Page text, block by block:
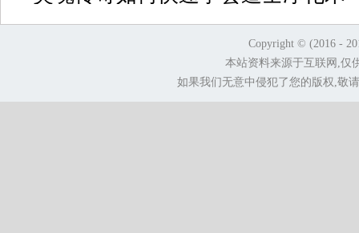
Copyright © (2016 -
本站资料来源于互联网,仅
如果我们无意中侵犯了您的版权,敬